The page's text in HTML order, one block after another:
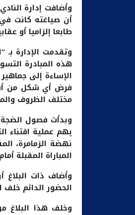
وأضافت إدارة
أن صياغته كانت
طابعا إلزاميا أو
وتقدمت الإدارة
هذه المبادرة
الإساءة إلى
فرض أي شكل من
مختلف الظروف
وبدأت فصول الضجة
يهم عملية اقتناء
نهضة الزمامرة،
المباراة المقبلة
وأضاف ذات
الحضور الدائم
وخلف هذا البلاغ